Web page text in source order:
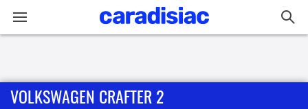
Accueil
VOLKSWAGEN CRAFTER 2